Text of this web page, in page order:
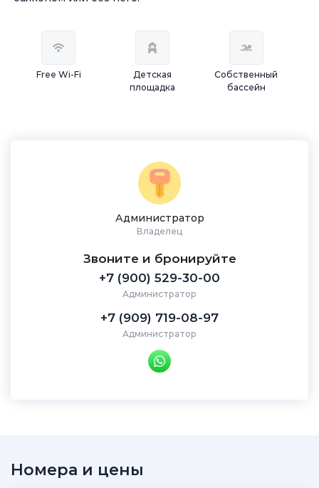
Free Wi-Fi
Детская
площадка
Собственный
бассейн
Администратор
Владелец
Звоните и бронируйте
+7 (900) 529-30-00
Администратор
+7 (909) 719-08-97
Администратор
Номера и цены